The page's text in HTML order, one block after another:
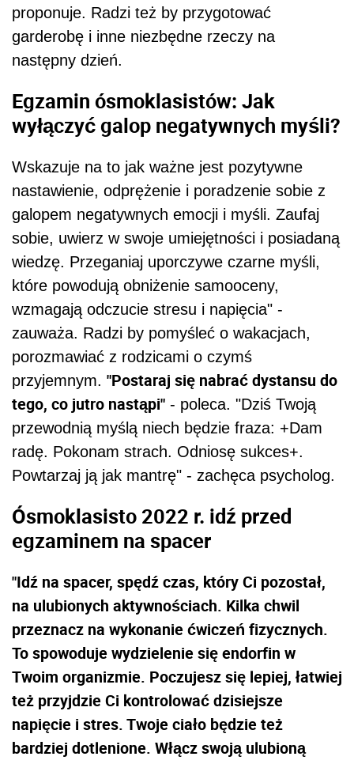
proponuje. Radzi też by przygotować
garderobę i inne niezbędne rzeczy na
następny dzień.
Egzamin ósmoklasistów: Jak
wyłączyć galop negatywnych myśli?
Wskazuje na to jak ważne jest pozytywne
nastawienie, odprężenie i poradzenie sobie z
galopem negatywnych emocji i myśli. Zaufaj
sobie, uwierz w swoje umiejętności i posiadaną
wiedzę. Przeganiaj uporczywe czarne myśli,
które powodują obniżenie samooceny,
wzmagają odczucie stresu i napięcia" -
zauważa. Radzi by pomyśleć o wakacjach,
porozmawiać z rodzicami o czymś
przyjemnym. "Postaraj się nabrać dystansu do
tego, co jutro nastąpi" - poleca. "Dziś Twoją
przewodnią myślą niech będzie fraza: +Dam
radę. Pokonam strach. Odniosę sukces+.
Powtarzaj ją jak mantrę" - zachęca psycholog.
Ósmoklasisto 2022 r. idź przed
egzaminem na spacer
"Idź na spacer, spędź czas, który Ci pozostał,
na ulubionych aktywnościach. Kilka chwil
przeznacz na wykonanie ćwiczeń fizycznych.
To spowoduje wydzielenie się endorfin w
Twoim organizmie. Poczujesz się lepiej, łatwiej
też przyjdzie Ci kontrolować dzisiejsze
napięcie i stres. Twoje ciało będzie też
bardziej dotlenione. Włącz swoją ulubioną